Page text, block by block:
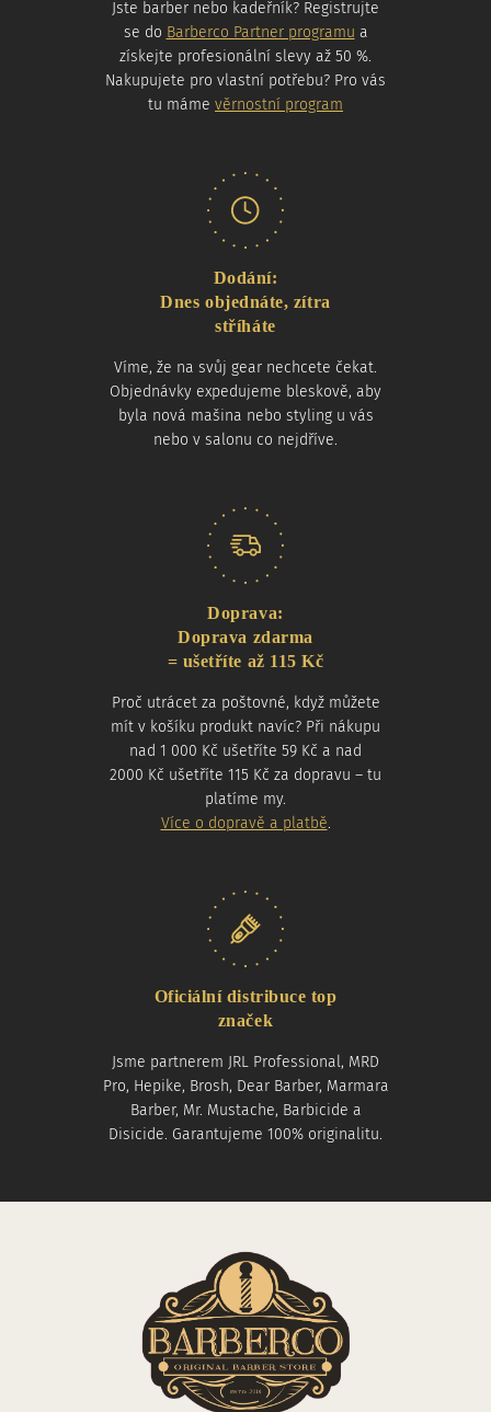
Jste barber nebo kadeřník? Registrujte
se do Barberco Partner programu a
získejte profesionální slevy až 50 %.
Nakupujete pro vlastní potřebu? Pro vás
tu máme věrnostní program
Dodání:
Dnes objednáte, zítra
stříháte
Víme, že na svůj gear nechcete čekat.
Objednávky expedujeme bleskově, aby
byla nová mašina nebo styling u vás
nebo v salonu co nejdříve.
Doprava:
Doprava zdarma
= ušetříte až 115 Kč
Proč utrácet za poštovné, když můžete
mít v košíku produkt navíc? Při nákupu
nad 1 000 Kč ušetříte 59 Kč a nad
2000 Kč ušetříte 115 Kč za dopravu – tu
platíme my.
Více o dopravě a platbě.
Oficiální distribuce top
značek
Jsme partnerem JRL Professional, MRD
Pro, Hepike, Brosh, Dear Barber, Marmara
Barber, Mr. Mustache, Barbicide a
Disicide. Garantujeme 100% originalitu.